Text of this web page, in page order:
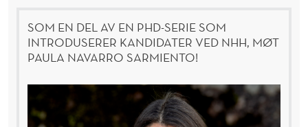
SOM EN DEL AV EN PHD-SERIE SOM
INTRODUSERER KANDIDATER VED NHH, MØT
PAULA NAVARRO SARMIENTO!